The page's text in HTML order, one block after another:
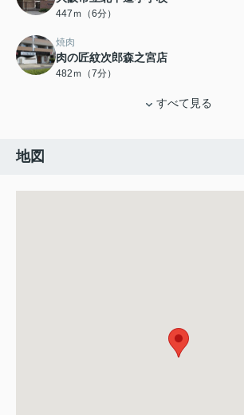
447ｍ（6分）
焼肉
肉の匠紋次郎森之宮店
482ｍ（7分）
すべて見る
地図